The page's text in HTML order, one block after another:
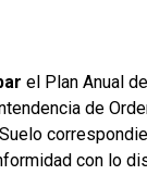
el Plan Anual
de
con lo